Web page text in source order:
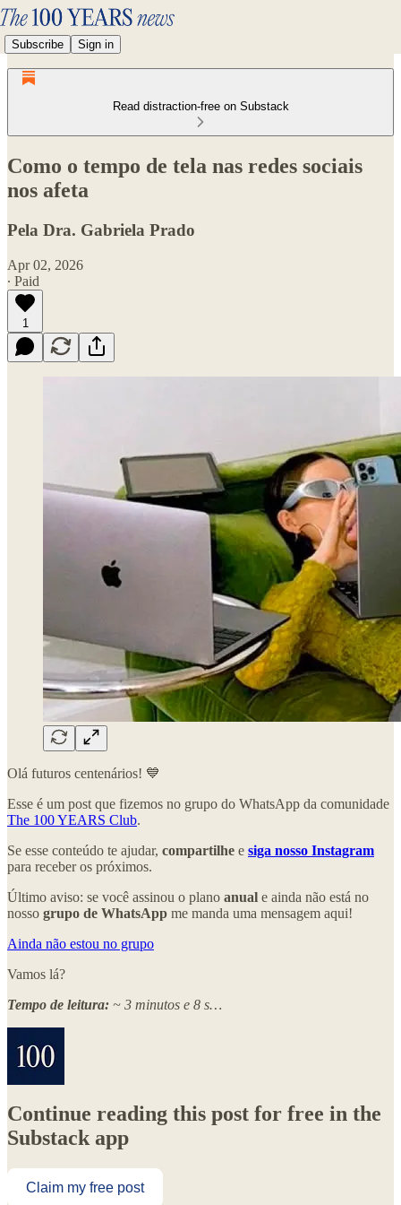
Subscribe Sign in
Read distraction-free on Substack
Como o tempo de tela nas redes sociais
nos afeta
Pela Dra. Gabriela Prado
Apr 02, 2026
∙ Paid
1
Olá futuros centenários! 💙
Esse é um post que fizemos no grupo do WhatsApp da comunidade
The 100 YEARS Club.
Se esse conteúdo te ajudar, compartilhe e siga nosso Instagram
para receber os próximos.
Último aviso: se você assinou o plano anual e ainda não está no
nosso grupo de WhatsApp me manda uma mensagem aqui!
Ainda não estou no grupo
Vamos lá?
Tempo de leitura: ~ 3 minutos e 8 s…
Continue reading this post for free in the
Substack app
Claim my free post